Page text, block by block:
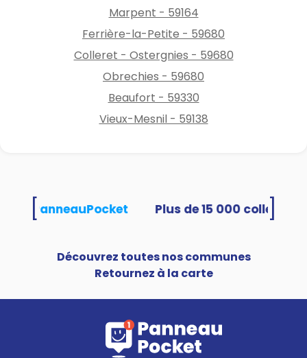
Marpent - 59164
Ferrière-la-Petite - 59680
Colleret - Ostergnies - 59680
Obrechies - 59680
Beaufort - 59330
Vieux-Mesnil - 59138
PanneauPocket
Découvrez toutes nos communes
Retournez à la carte